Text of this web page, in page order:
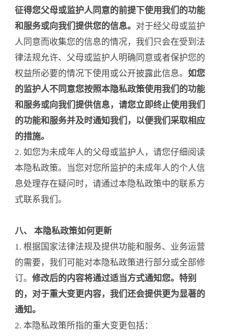
征得您父母或监护人同意的前提下使用我们的功能
和服务或向我们提供您的信息。 对于经父母或监护
人同意而收集您的信息的情况，我们只会在受到法
律法规允许、父母或监护人明确同意或者保护您的
权益所必要的情况下使用或公开披露此信息。 如您
的监护人不同意您按照本隐私政策使用我们的功能
和服务或向我们提供信息，请您立即终止使用我们
的功能和服务并及时通知我们，以便我们采取相应
的措施。
2. 如您为未成年人的父母或监护人，请您仔细阅读
本隐私政策。当您对您所监护的未成年人的个人信
息处理存在疑问时，请通过本隐私政策中的联系方
式联系我们。
八、 本隐私政策如何更新
1. 根据国家法律法规及提供功能和服务、业务运营
的需要，我们可能对本隐私政策进行部分或全部修
订。 修改后的内容将通过适当方式通知您。特别
的，对于重大变更内容，我们还会提供更为显著的
通知。
2. 本隐私政策所指的重大变更包括：